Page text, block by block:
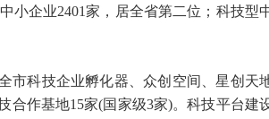
小企业2401家，居全省第二位；科技型
科技企业孵化器、众创空间、星创天
合作基地15家(国家级3家)。科技平台建